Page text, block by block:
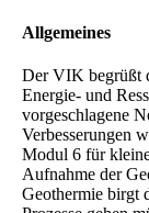
Allgemeines
Der VIK begrüßt
Energie- und
vorgeschlagene
Verbesserungen
Modul 6 für
Aufnahme der
Geothermie birgt